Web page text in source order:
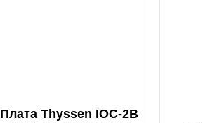
Плата Thyssen IOC-2B